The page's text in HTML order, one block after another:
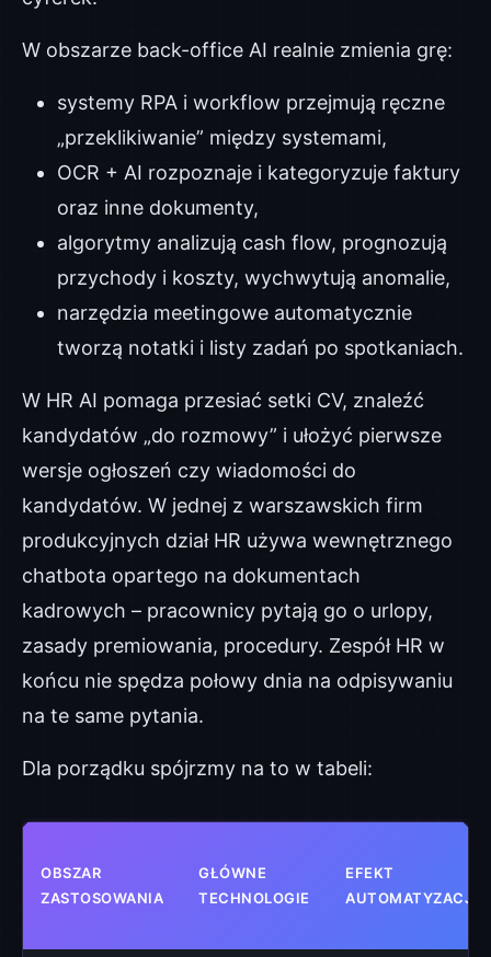
W obszarze back-office AI realnie zmienia grę:
systemy RPA i workflow przejmują ręczne
„przeklikiwanie” między systemami,
OCR + AI rozpoznaje i kategoryzuje faktury
oraz inne dokumenty,
algorytmy analizują cash flow, prognozują
przychody i koszty, wychwytują anomalie,
narzędzia meetingowe automatycznie
tworzą notatki i listy zadań po spotkaniach.
W HR AI pomaga przesiać setki CV, znaleźć
kandydatów „do rozmowy” i ułożyć pierwsze
wersje ogłoszeń czy wiadomości do
kandydatów. W jednej z warszawskich firm
produkcyjnych dział HR używa wewnętrznego
chatbota opartego na dokumentach
kadrowych – pracownicy pytają go o urlopy,
zasady premiowania, procedury. Zespół HR w
końcu nie spędza połowy dnia na odpisywaniu
na te same pytania.
Dla porządku spójrzmy na to w tabeli:
OBSZAR
ZASTOSOWANIA
GŁÓWNE
TECHNOLOGIE
EFEKT
AUTOMATYZACJI